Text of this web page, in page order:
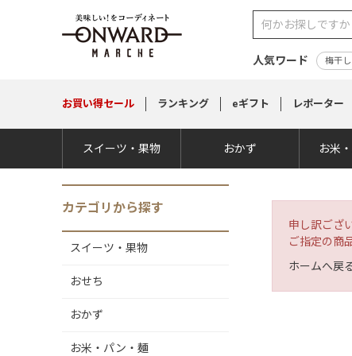
人気ワード 梅干し
お買い得セール ランキング eギフト レポーター
スイーツ・果物 おかず お米
カテゴリから探す
スイーツ・果物
おせち
おかず
お米・パン・麺
申し訳ござ
ご指定の商
ホームへ戻